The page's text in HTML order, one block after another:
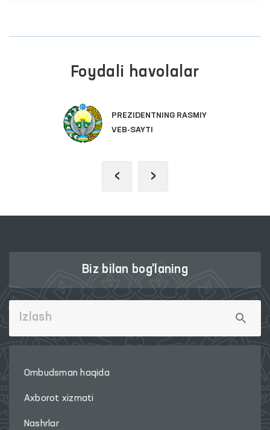
Foydali havolalar
PREZIDENTNING RASMIY
VEB-SAYTI
‹ ›
Biz bilan bog'laning
Ombudsman haqida
Axborot xizmati
Nashrlar